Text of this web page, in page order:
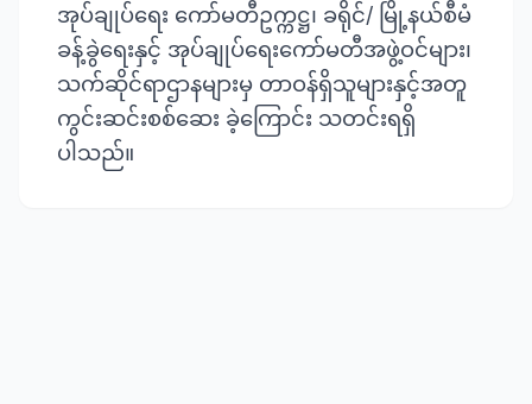
အုပ်ချုပ်ရေး ကော်မတီဥက္ကဋ္ဌ၊ ခရိုင်/ မြို့နယ်စီမံ
ခန့်ခွဲရေးနှင့် အုပ်ချုပ်ရေးကော်မတီအဖွဲ့ဝင်များ၊
သက်ဆိုင်ရာဌာနများမှ တာဝန်ရှိသူများနှင့်အတူ
ကွင်းဆင်းစစ်ဆေး ခဲ့ကြောင်း သတင်းရရှိ